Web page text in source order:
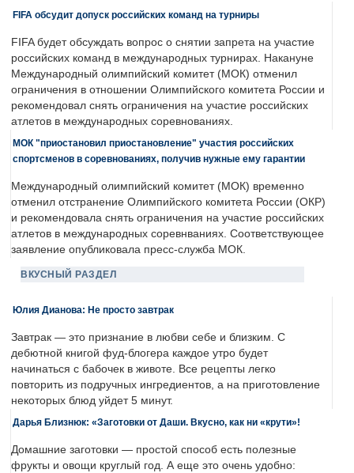
FIFA обсудит допуск российских команд на турниры
FIFA будет обсуждать вопрос о снятии запрета на участие
российских команд в международных турнирах. Накануне
Международный олимпийский комитет (МОК) отменил
ограничения в отношении Олимпийского комитета России и
рекомендовал снять ограничения на участие российских
атлетов в международных соревнованиях.
МОК "приостановил приостановление" участия российских
спортсменов в соревнованиях, получив нужные ему гарантии
Международный олимпийский комитет (МОК) временно
отменил отстранение Олимпийского комитета России (ОКР)
и рекомендовала снять ограничения на участие российских
атлетов в международных соревнваниях. Соответствующее
заявление опубликовала пресс-служба МОК.
ВКУСНЫЙ РАЗДЕЛ
Юлия Дианова: Не просто завтрак
Завтрак — это признание в любви себе и близким. С
дебютной книгой фуд-блогера каждое утро будет
начинаться с бабочек в животе. Все рецепты легко
повторить из подручных ингредиентов, а на приготовление
некоторых блюд уйдет 5 минут.
Дарья Близнюк: «Заготовки от Даши. Вкусно, как ни «крути»!
Домашние заготовки — простой способ есть полезные
фрукты и овощи круглый год. А еще это очень удобно: